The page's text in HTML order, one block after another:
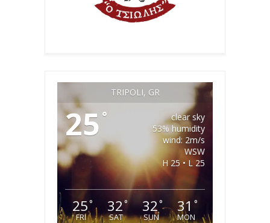
TRIPOLI, GR
25 °
clear sky
53% humidity
wind: 2m/s
WSW
H 25 • L 25
25°
FRI
32°
SAT
32°
SUN
31 °
MON